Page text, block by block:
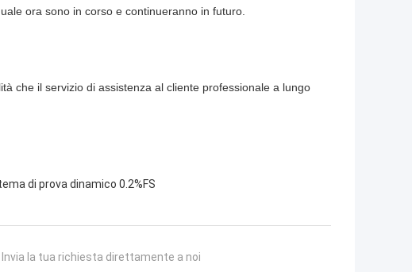
ora sono in corso e continueranno in futuro.
che il servizio di assistenza al cliente professionale a lungo
di prova dinamico 0.2%FS
Invia la tua richiesta direttamente a noi